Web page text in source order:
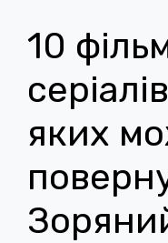
10
яких